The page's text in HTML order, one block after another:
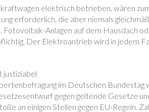
elektrisch betrieben, wären
erforderlich, die aber niemals
Fotovoltaik-Anlagen auf dem Hausdach
Der Elektroantrieb wird in jedem
im Deutschen Bundestag
gegen geltende Gesetze
an einigen Stellen gegen EU-Regeln.